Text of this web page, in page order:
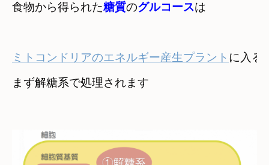
食物から得られた糖質のグルコースは
ミトコンドリアのエネルギー産生プラント に入る
まず解糖系で処理されます